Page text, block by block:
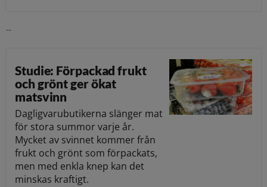
Studie: Förpackad frukt
och grönt ger ökat
matsvinn
Dagligvarubutikerna slänger mat
för stora summor varje år.
Mycket av svinnet kommer från
frukt och grönt som förpackats,
men med enkla knep kan det
minskas kraftigt.